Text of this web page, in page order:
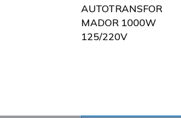
AUTOTRANSFOR
MADOR 1000W
125/220V